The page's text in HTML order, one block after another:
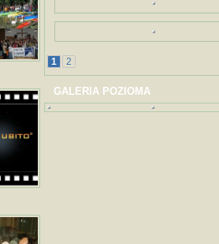
1 2
GALERIA POZIOMA